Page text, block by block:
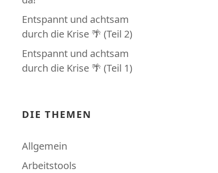
Entspannt und achtsam
durch die Krise 🌴 (Teil 2)
Entspannt und achtsam
durch die Krise 🌴 (Teil 1)
DIE THEMEN
Allgemein
Arbeitstools